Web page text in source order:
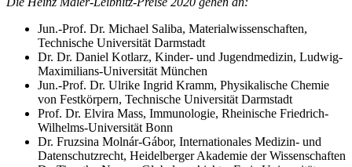
Jun.-Prof. Dr. Michael Saliba, Materialwissenschaften,
Technische Universität Darmstadt
Dr. Dr. Daniel Kotlarz, Kinder- und Jugendmedizin, Ludwig-
Maximilians-Universität München
Jun.-Prof. Dr. Ulrike Ingrid Kramm, Physikalische Chemie
von Festkörpern, Technische Universität Darmstadt
Prof. Dr. Elvira Mass, Immunologie, Rheinische Friedrich-
Wilhelms-Universität Bonn
Dr. Fruzsina Molnár-Gábor, Internationales Medizin- und
Datenschutzrecht, Heidelberger Akademie der Wissenschaften